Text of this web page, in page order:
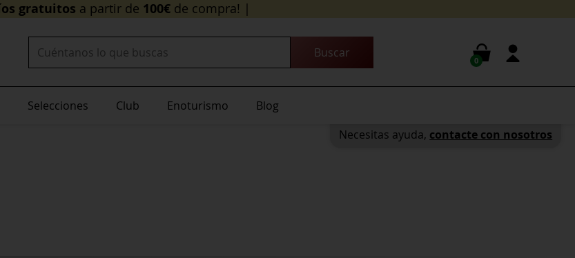
¡Envíos gratuitosa partir de
0
Selecciones Club Enoturismo Blog
Necesitas ayuda, contacte con nosotros